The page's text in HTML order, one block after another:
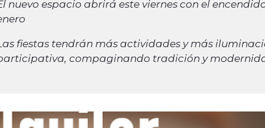
nuevo espacio abrirá este viernes con el
fiestas tendrán más actividades y más
compaginando tradición y